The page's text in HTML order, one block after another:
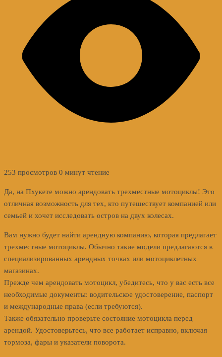
253 просмотров 0 минут чтение
Да, на Пхукете можно арендовать трехместные мотоциклы! Это
отличная возможность для тех, кто путешествует компанией или
семьей и хочет исследовать остров на двух колесах.
Вам нужно будет найти арендную компанию, которая предлагает
трехместные мотоциклы. Обычно такие модели предлагаются в
специализированных арендных точках или мотоциклетных
магазинах.
Прежде чем арендовать мотоцикл, убедитесь, что у вас есть все
необходимые документы: водительское удостоверение, паспорт
и международные права (если требуются).
Также обязательно проверьте состояние мотоцикла перед
арендой. Удостоверьтесь, что все работает исправно, включая
тормоза, фары и указатели поворота.